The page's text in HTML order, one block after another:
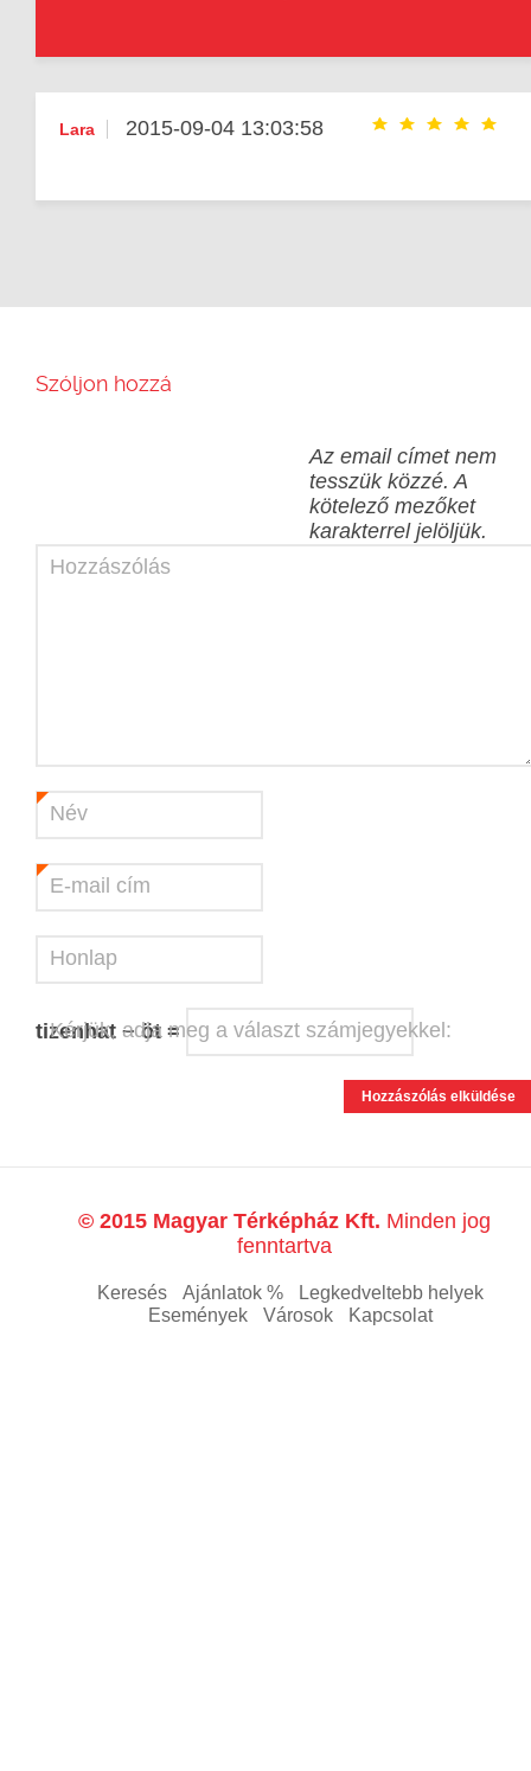
Lara 2015-09-04 13:03:58
Szóljon hozzá
Az email címet nem
tesszük közzé. A
kötelező mezőket
karakterrel jelöljük.
Hozzászólás
Név
E-mail cím
Honlap
Kérjük, adja meg a választ számjegyekkel:
tizenhat − öt =
© 2015 Magyar Térképház Kft. Minden jog
fenntartva
Keresés Ajánlatok %
Legkedveltebb helyek
Események
Városok Kapcsolat